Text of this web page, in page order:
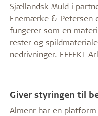
Sjællandsk Muld i
Enemærke & Petersen
fungerer som en
rester og
nedrivninger. EFFEKT
Giver styringen til
Almenr har en